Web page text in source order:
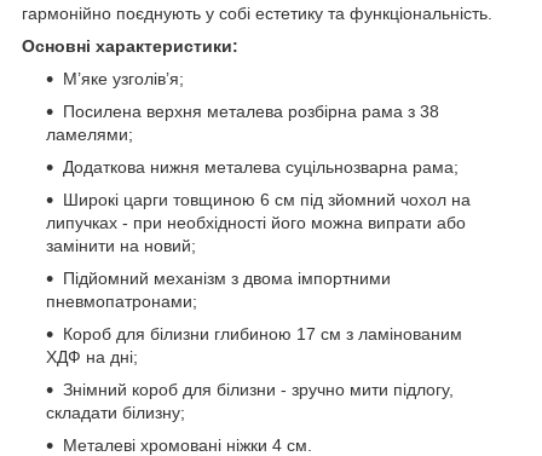
гармонійно поєднують у собі естетику та функціональність.
Основні характеристики:
М’яке узголів’я;
Посилена верхня металева розбірна рама з 38
ламелями;
Додаткова нижня металева суцільнозварна рама;
Широкі царги товщиною 6 см під зйомний чохол на
липучках - при необхідності його можна випрати або
замінити на новий;
Підйомний механізм з двома імпортними
пневмопатронами;
Короб для білизни глибиною 17 см з ламінованим
ХДФ на дні;
Знімний короб для білизни - зручно мити підлогу,
складати білизну;
Металеві хромовані ніжки 4 см.